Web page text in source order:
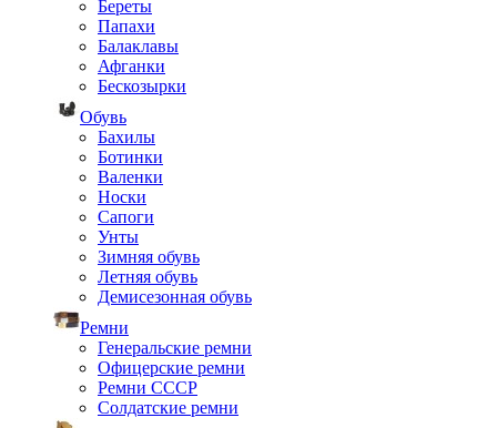
Береты
Папахи
Балаклавы
Афганки
Бескозырки
Обувь
Бахилы
Ботинки
Валенки
Носки
Сапоги
Унты
Зимняя обувь
Летняя обувь
Демисезонная обувь
Ремни
Генеральские ремни
Офицерские ремни
Ремни СССР
Солдатские ремни